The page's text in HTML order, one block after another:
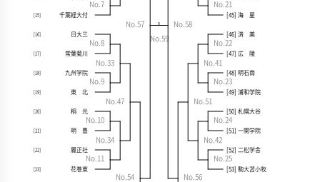
No.7
No.8
No.9
No.10
No.11
No.21
No.22
No.23
No.24
No.25
No.33
No.34
No.41
No.42
No.47 No.51
No.54 No.56
No.57
No.58
No.59
[15]
[16]
[17]
[18]
[19]
[20]
[21]
[22]
[23]
千葉経大付
日大三
常葉菊川
九州学院
東 北
桐 光
明 豊
履正社
花巻東
[45] 海 星
[46] 済 美
[47] 広 陵
[48] 明石商
[49] 浦和学院
[50] 札幌大谷
[51] 一関学院
[52] 二松学舎
[53] 駒大苫小牧